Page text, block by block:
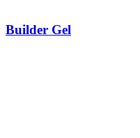
Builder Gel